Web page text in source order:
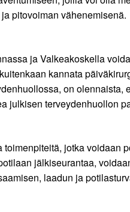
pitovoiman vähenemisenä.
ja Valkeakoskella
kannata
on olennaista,
julkisen terveydenhuollon
jotka voidaan
jälkiseurantaa,
laadun ja